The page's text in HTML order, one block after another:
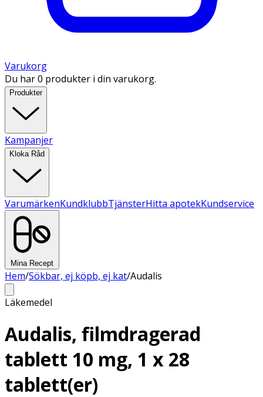
Varukorg
Du har 0 produkter i din varukorg.
Produkter
Kampanjer
Kloka Råd
VarumärkenKundklubbTjänsterHitta apotekKundservice
Mina Recept
Hem/Sökbar, ej köpb, ej kat/Audalis
Läkemedel
Audalis, filmdragerad
tablett 10 mg, 1 x 28
tablett(er)